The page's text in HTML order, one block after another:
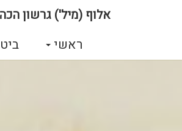
אלוף (מיל') גרשון
ראשי